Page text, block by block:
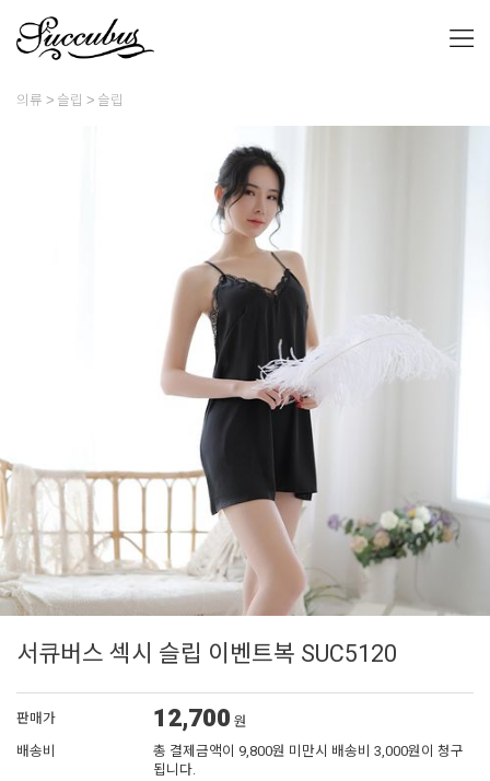
의류 슬립 슬립
서큐버스 섹시 슬립 이벤트복 SUC5120
판매가 12,700 원
배송비
총 결제금액이 9,800원 미만시 배송비 3,000원이 청구
됩니다.